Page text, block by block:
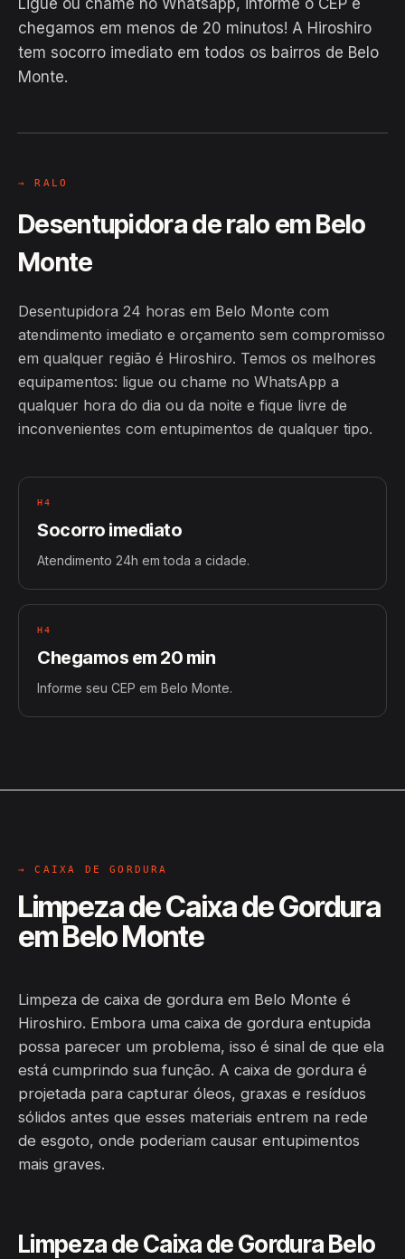
Ligue ou chame no Whatsapp, informe o CEP e
chegamos em menos de 20 minutos! A Hiroshiro
tem socorro imediato em todos os bairros de Belo
Monte.
EM CAMPO
→ RALO
Desentupidora de ralo em Belo
Monte
Desentupidora 24 horas em Belo Monte com
atendimento imediato e orçamento sem compromisso
em qualquer região é Hiroshiro. Temos os melhores
equipamentos: ligue ou chame no WhatsApp a
qualquer hora do dia ou da noite e fique livre de
inconvenientes com entupimentos de qualquer tipo.
H4
Socorro imediato
Atendimento 24h em toda a cidade.
H4
Chegamos em 20 min
Informe seu CEP em Belo Monte.
→ CAIXA DE GORDURA
Limpeza de Caixa de Gordura
em Belo Monte
Limpeza de caixa de gordura em Belo Monte é
Hiroshiro. Embora uma caixa de gordura entupida
possa parecer um problema, isso é sinal de que ela
está cumprindo sua função. A caixa de gordura é
projetada para capturar óleos, graxas e resíduos
sólidos antes que esses materiais entrem na rede
de esgoto, onde poderiam causar entupimentos
mais graves.
Limpeza de Caixa de Gordura Belo